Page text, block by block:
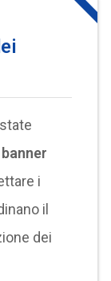
banner
i
il
dei